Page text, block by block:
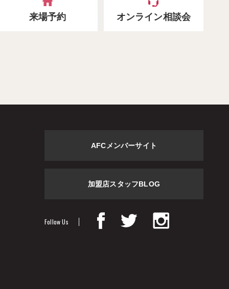
来場予約 オンライン相談会
AFCメンバーサイト
加盟店スタッフBLOG
Follow Us